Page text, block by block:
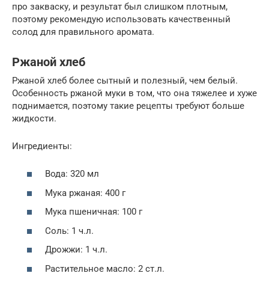
про закваску, и результат был слишком плотным,
поэтому рекомендую использовать качественный
солод для правильного аромата.
Ржаной хлеб
Ржаной хлеб более сытный и полезный, чем белый.
Особенность ржаной муки в том, что она тяжелее и хуже
поднимается, поэтому такие рецепты требуют больше
жидкости.
Ингредиенты:
Вода: 320 мл
Мука ржаная: 400 г
Мука пшеничная: 100 г
Соль: 1 ч.л.
Дрожжи: 1 ч.л.
Растительное масло: 2 ст.л.